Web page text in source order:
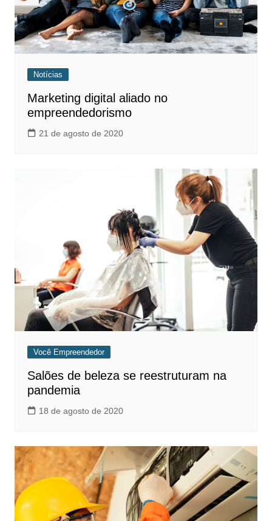
Notícias
Marketing digital aliado no
empreendedorismo
21 de agosto de 2020
Você Empreendedor
Salões de beleza se reestruturam na
pandemia
18 de agosto de 2020